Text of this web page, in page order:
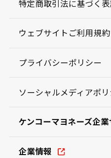
特定商取引法に基づく
ウェブサイトご利用規約
プライバシーポリシー
ソーシャルメディアポ
ケンコーマヨネーズ企
企業情報